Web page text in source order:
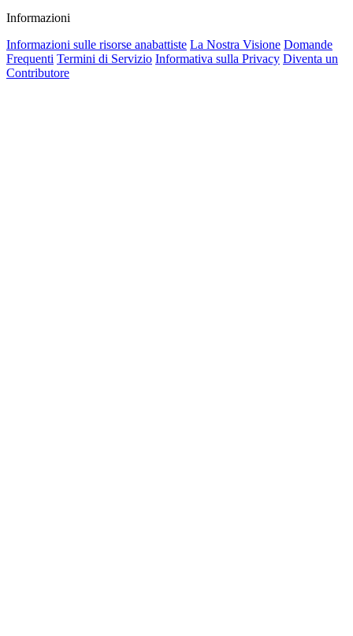
Informazioni
Informazioni sulle risorse anabattiste La Nostra Visione Domande
Frequenti Termini di Servizio Informativa sulla Privacy Diventa un
Contributore